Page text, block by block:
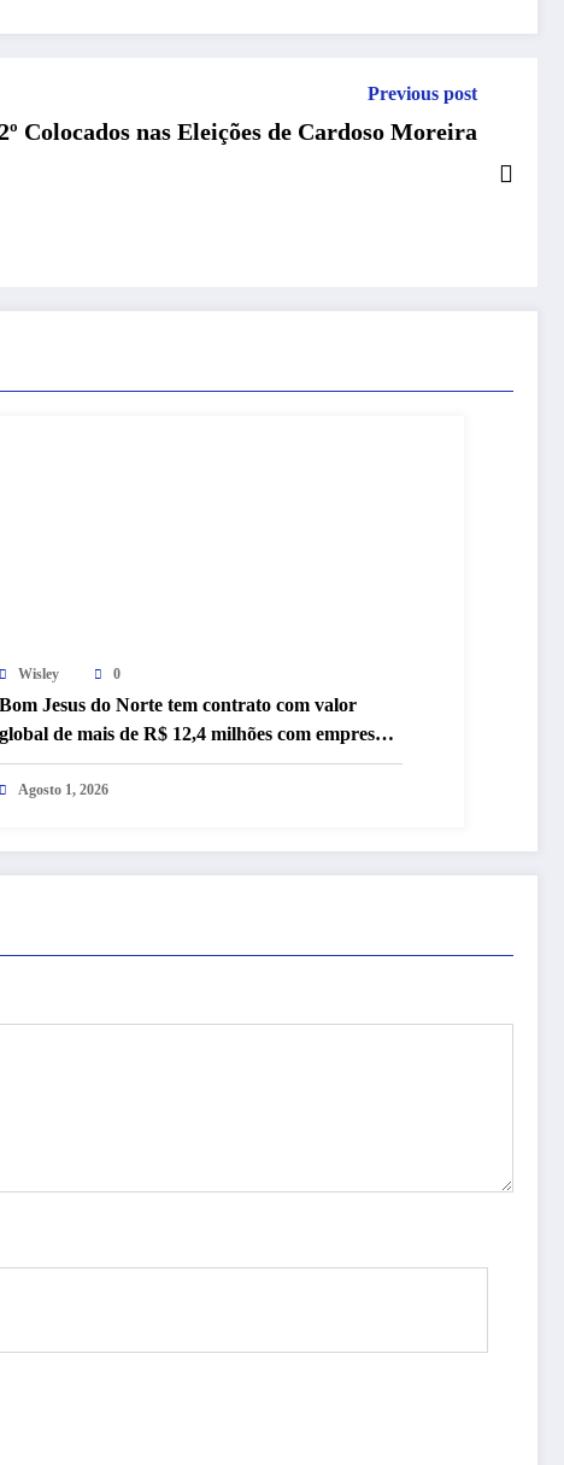
Previous post
Colocados nas Eleições de Cardoso Moreira
Wisley 0
Bom Jesus do Norte tem contrato com valor
global de mais de R$ 12,4 milhões com empresa
citada em representação do MPC-ES
Agosto 1, 2026